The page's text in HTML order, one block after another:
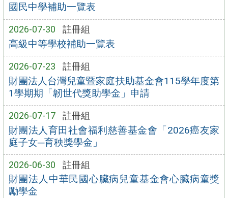
國民中學補助一覽表
2026-07-30 註冊組
高級中等學校補助一覽表
2026-07-23 註冊組
財團法人台灣兒童暨家庭扶助基金會115學年度第
1學期期「韌世代獎助學金」申請
2026-07-17 註冊組
財團法人育田社會福利慈善基金會「2026癌友家
庭子女─育秧獎學金」
2026-06-30 註冊組
財團法人中華民國心臟病兒童基金會心臟病童獎
勵學金